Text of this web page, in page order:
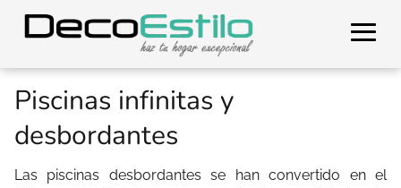
Piscinas infinitas y
desbordantes
Las piscinas desbordantes se han convertido en el